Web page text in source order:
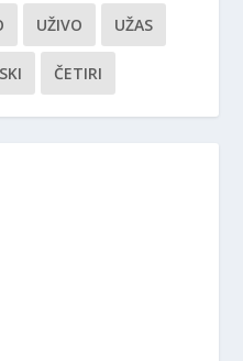
UŽIVO UŽAS
ČETIRI